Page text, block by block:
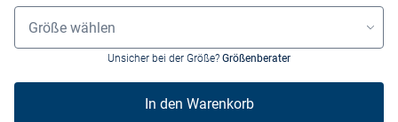
Größenauswahl
Größe wählen
Unsicher bei der Größe? Größenberater
In den Warenkorb